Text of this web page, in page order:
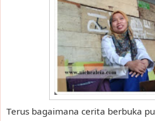
Terus bagaimana cerita berbuka